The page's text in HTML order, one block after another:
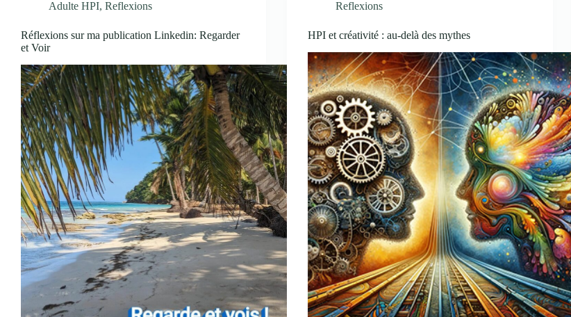
Adulte HPI, Reflexions
Réflexions sur ma publication Linkedin: Regarder
et Voir
Reflexions
HPI et créativité : au-delà des mythes